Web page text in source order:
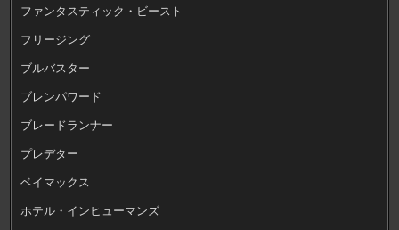
ファンタスティック・ビースト
フリージング
ブルバスター
ブレンパワード
ブレードランナー
プレデター
ベイマックス
ホテル・インヒューマンズ